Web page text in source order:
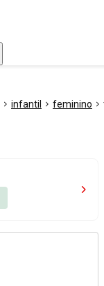
infantil feminino